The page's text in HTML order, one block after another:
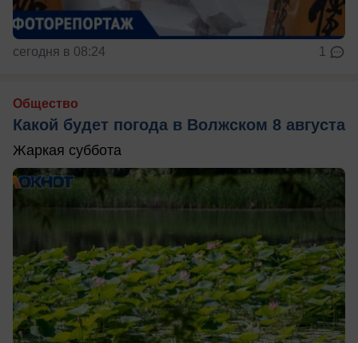
сегодня в 08:24 1
Общество
Какой будет погода в Волжском 8 августа
Жаркая суббота